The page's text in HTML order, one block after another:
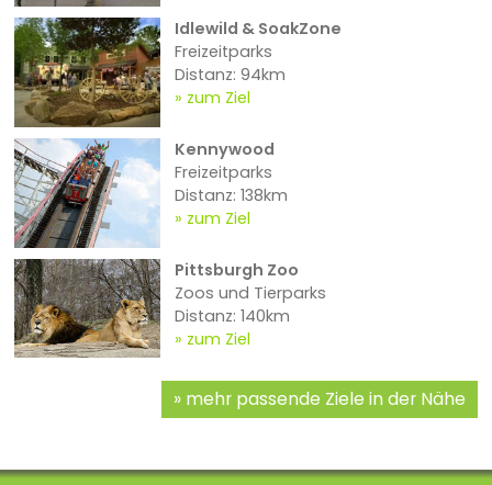
Idlewild & SoakZone
Freizeitparks
Distanz: 94km
zum Ziel
Kennywood
Freizeitparks
Distanz: 138km
zum Ziel
Pittsburgh Zoo
Zoos und Tierparks
Distanz: 140km
zum Ziel
mehr passende Ziele in der Nähe